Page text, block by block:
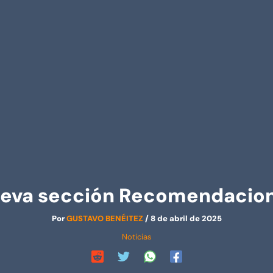
sección
PorGUSTAVO BENÉITEZ /8 de abril de 2025
Noticias